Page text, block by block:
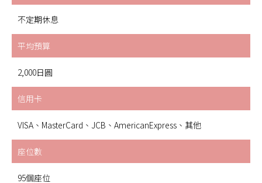
不定期休息
平均預算
2,000日圓
信用卡
VISA、MasterCard、JCB、AmericanExpress、其他
座位數
95個座位